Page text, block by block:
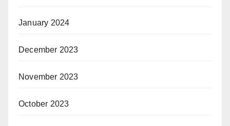
January 2024
December 2023
November 2023
October 2023